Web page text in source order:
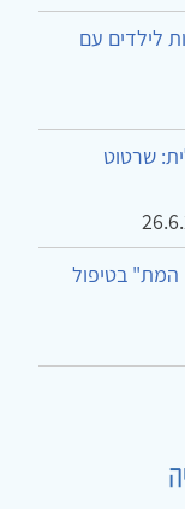
לילדים עם
שרטוט
המת" בטיפול